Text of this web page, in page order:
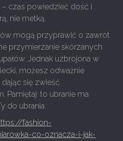
czas powiedzieć dość i
nie metką.
mogą przyprawić o zawrót
przymierzanie skórzanych
Jednak uzbrojona w
możesz odważnie
się zwieść
Pamiętaj: to ubranie ma
do ubrania.
fashion-
co-oznacza-i-jak-